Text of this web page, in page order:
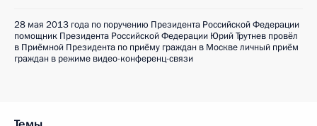
28 мая 2013 года по поручению Президента Российской Федерации
помощник Президента Российской Федерации Юрий Трутнев провёл
в Приёмной Президента по приёму граждан в Москве личный приём
граждан в режиме видео-конференц-связи